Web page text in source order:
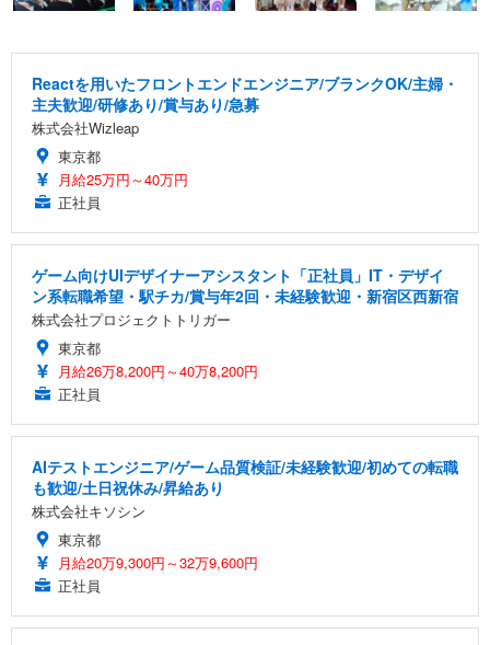
Reactを用いたフロントエンドエンジニア/ブランクOK/主婦・
主夫歓迎/研修あり/賞与あり/急募
株式会社Wizleap
東京都
月給25万円～40万円
正社員
ゲーム向けUIデザイナーアシスタント「正社員」IT・デザイ
ン系転職希望・駅チカ/賞与年2回・未経験歓迎・新宿区西新宿
株式会社プロジェクトトリガー
東京都
月給26万8,200円～40万8,200円
正社員
AIテストエンジニア/ゲーム品質検証/未経験歓迎/初めての転職
も歓迎/土日祝休み/昇給あり
株式会社キソシン
東京都
月給20万9,300円～32万9,600円
正社員